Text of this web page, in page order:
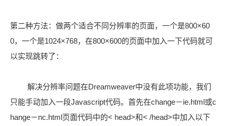
第二种方法：做两个适合不同分辨率的页面，一个是800×60
0，一个是1024×768，在800×600的页面中加入一下代码就可
以实现跳转了：
解决分辨率问题在Dreamweaver中没有此项功能，我们
只能手动加入一段Javascript代码。首先在change－ie.html或c
hange－nc.html页面代码中的< head>和< /head>中加入以下